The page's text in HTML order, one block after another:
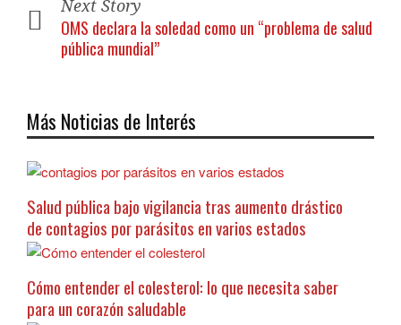
Next Story
OMS declara la soledad como un “problema de salud
pública mundial”
Más Noticias de Interés
Salud pública bajo vigilancia tras aumento drástico
de contagios por parásitos en varios estados
Cómo entender el colesterol: lo que necesita saber
para un corazón saludable